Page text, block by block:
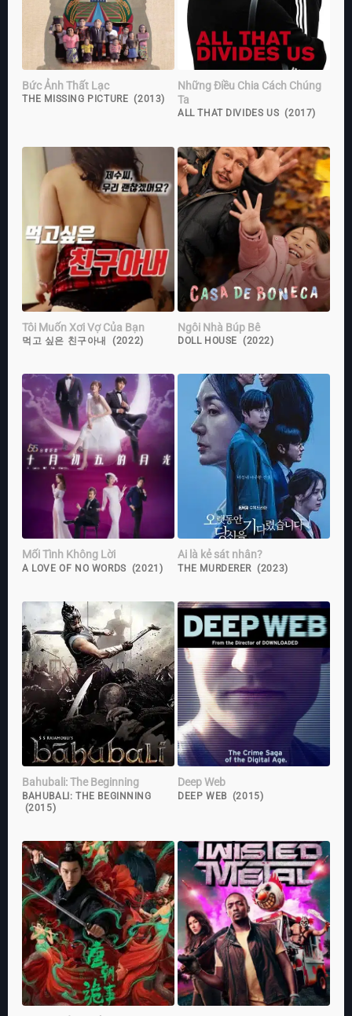
Bức Ảnh Thất Lạc
THE MISSING PICTURE (2013)
Những Điều Chia Cách Chúng
Ta
ALL THAT DIVIDES US (2017)
Tôi Muốn Xơi Vợ Của Bạn
먹고 싶은 친구아내 (2022)
Ngôi Nhà Búp Bê
DOLL HOUSE (2022)
Mối Tình Không Lời
A LOVE OF NO WORDS (2021)
Ai là kẻ sát nhân?
THE MURDERER (2023)
Bahubali: The Beginning
BAHUBALI: THE BEGINNING
(2015)
Deep Web
DEEP WEB (2015)